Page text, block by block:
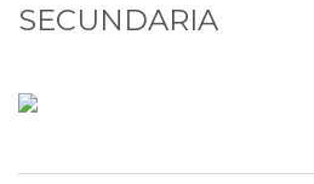
SECUNDARIA